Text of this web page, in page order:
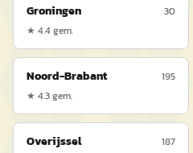
Groningen
30
★ 4.4gem.
Noord-Brabant
195
★ 4.3gem.
Overijssel
187